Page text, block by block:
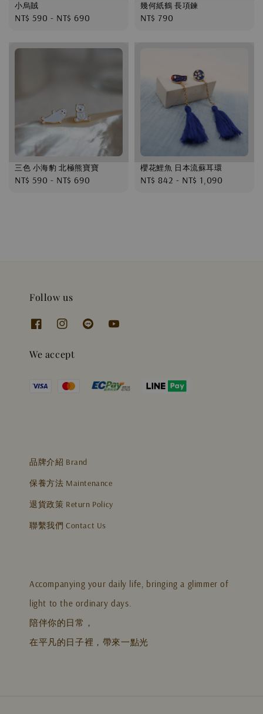
小烏賊
Regular
NT$ 590 - NT$ 690
幾何紙鶴 長項鍊
Regular
NT$ 790
三色 小海豹 北極熊寶寶
Regular
NT$ 590 - NT$ 690
櫻花鯉魚 日本流蘇耳環
Regular
NT$ 842 - NT$ 1,090
Follow us
We accept
品牌介紹 Brand
保養方法 Maintenance
退貨政策 Return Policy
聯繫我們 Contact Us
Accompanying your daily life, bringing a glimmer of
light to the ordinary days.
陪伴你的日常，
在平凡的日子裡，帶來一點光